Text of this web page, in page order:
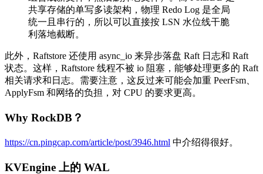
共享存储的单写多读架构，物理 Redo Log 是全局
统一且串行的，所以可以直接按 LSN 水位线干脆
利落地截断。
此外，Raftstore 还使用 async_io 来异步落盘 Raft 日志和 Raft
状态。这样，Raftstore 线程不被 io 阻塞，能够处理更多的 Raft
相关请求和日志。需要注意，这反过来可能会加重 PeerFsm、
ApplyFsm 和网络的负担，对 CPU 的要求更高。
Why RockDB？
https://cn.pingcap.com/article/post/3946.html 中介绍得很好。
KVEngine 上的 WAL